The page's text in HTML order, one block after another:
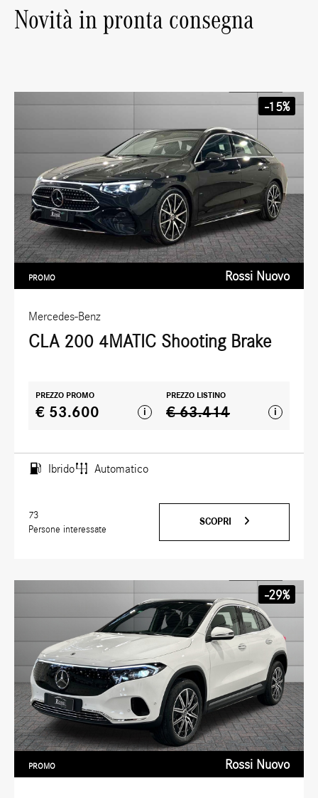
Novità in pronta consegna
Mercedes-Benz
CLA 200 4MATIC Shooting Brake
PROMO Rossi Nuovo
-15%
PREZZO PROMO
€ 53.600 i
PREZZO LISTINO
€ 63.414 i
Ibrido Automatico
73
Persone interessate
SCOPRI
PROMO Rossi Nuovo
-29%